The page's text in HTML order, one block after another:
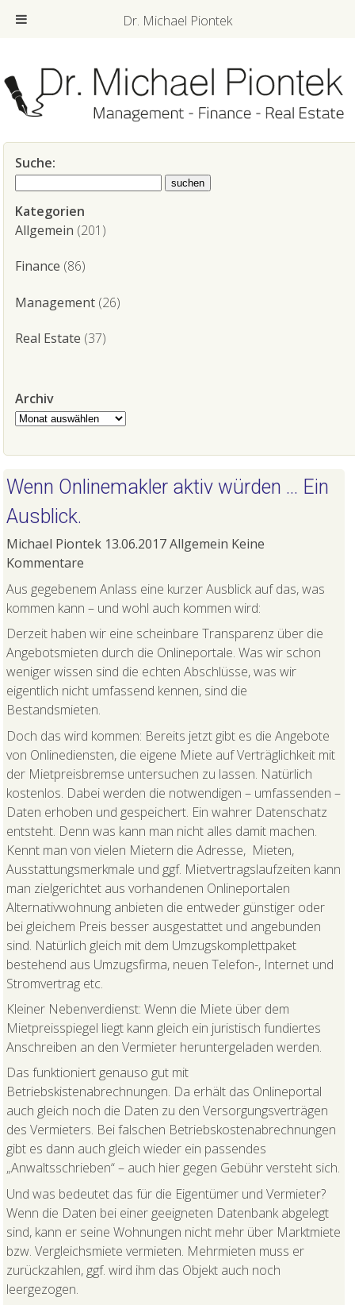
Suche:
Kategorien
Allgemein (201)
Finance (86)
Management(26)
Real Estate (37)
Archiv
Archiv
Wenn Onlinemakler aktiv würden … Ein
Ausblick.
Michael Piontek 13.06.2017 Allgemein Keine
Kommentare
Aus gegebenem Anlass eine kurzer Ausblick auf das, was
kommen kann – und wohl auch kommen wird:
Derzeit haben wir eine scheinbare Transparenz über die
Angebotsmieten durch die Onlineportale. Was wir schon
weniger wissen sind die echten Abschlüsse, was wir
eigentlich nicht umfassend kennen, sind die
Bestandsmieten.
Doch das wird kommen: Bereits jetzt gibt es die Angebote
von Onlinediensten, die eigene Miete auf Verträglichkeit mit
der Mietpreisbremse untersuchen zu lassen. Natürlich
kostenlos. Dabei werden die notwendigen – umfassenden –
Daten erhoben und gespeichert. Ein wahrer Datenschatz
entsteht. Denn was kann man nicht alles damit machen.
Kennt man von vielen Mietern die Adresse, Mieten,
Ausstattungsmerkmale und ggf. Mietvertragslaufzeiten kann
man zielgerichtet aus vorhandenen Onlineportalen
Alternativwohnung anbieten die entweder günstiger oder
bei gleichem Preis besser ausgestattet und angebunden
sind. Natürlich gleich mit dem Umzugskomplettpaket
bestehend aus Umzugsfirma, neuen Telefon-, Internet und
Stromvertrag etc.
Kleiner Nebenverdienst: Wenn die Miete über dem
Mietpreisspiegel liegt kann gleich ein juristisch fundiertes
Anschreiben an den Vermieter heruntergeladen werden.
Das funktioniert genauso gut mit
Betriebskistenabrechnungen. Da erhält das Onlineportal
auch gleich noch die Daten zu den Versorgungsverträgen
des Vermieters. Bei falschen Betriebskostenabrechnungen
gibt es dann auch gleich wieder ein passendes
„Anwaltsschrieben“ – auch hier gegen Gebühr versteht sich.
Und was bedeutet das für die Eigentümer und Vermieter?
Wenn die Daten bei einer geeigneten Datenbank abgelegt
sind, kann er seine Wohnungen nicht mehr über Marktmiete
bzw. Vergleichsmiete vermieten. Mehrmieten muss er
zurückzahlen, ggf. wird ihm das Objekt auch noch
leergezogen.
Dr. Michael Piontek